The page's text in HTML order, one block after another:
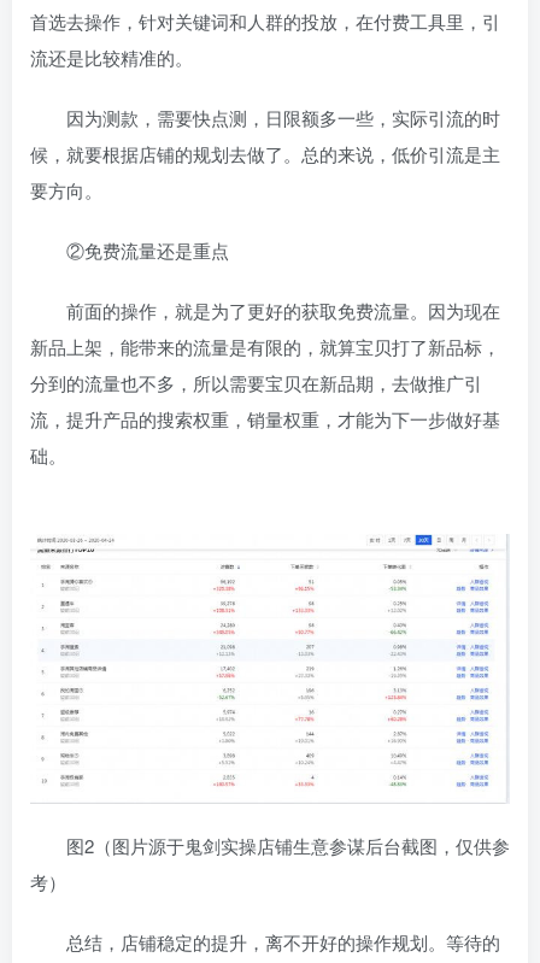
首选去操作，针对关键词和人群的投放，在付费工具里，引
流还是比较精准的。
因为测款，需要快点测，日限额多一些，实际引流的时
候，就要根据店铺的规划去做了。总的来说，低价引流是主
要方向。
②免费流量还是重点
前面的操作，就是为了更好的获取免费流量。因为现在
新品上架，能带来的流量是有限的，就算宝贝打了新品标，
分到的流量也不多，所以需要宝贝在新品期，去做推广引
流，提升产品的搜索权重，销量权重，才能为下一步做好基
础。
图2（图片源于鬼剑实操店铺生意参谋后台截图，仅供参
考）
总结，店铺稳定的提升，离不开好的操作规划。等待的